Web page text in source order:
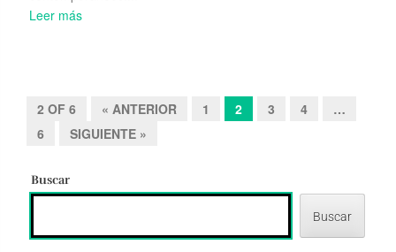
Leer más
2 OF 6 « ANTERIOR 1 2 3 4
…
6
SIGUIENTE »
Buscar
Buscar